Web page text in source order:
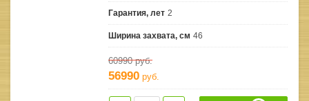
Гарантия, лет 2
Ширина захвата, см 46
60990руб.
56990 руб.